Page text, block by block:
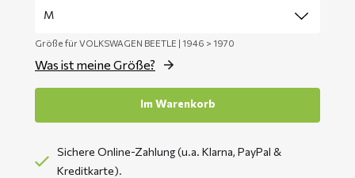
Größe für VOLKSWAGEN BEETLE | 1946 > 1970
Was ist meine Größe?
Im Warenkorb
Sichere Online-Zahlung (u.a. Klarna, PayPal &
Kreditkarte).